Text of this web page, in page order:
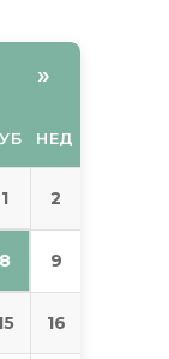
»
НЕД
1 2
8 9
16